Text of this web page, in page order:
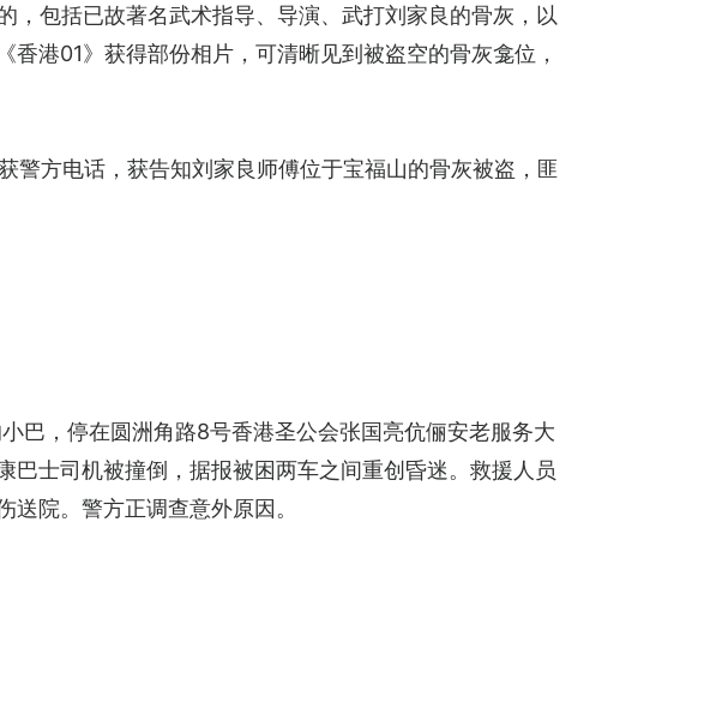
，包括已故著名武术指导、导演、武打刘家良的骨灰，以
港01》获得部份相片，可清晰见到被盗空的骨灰龛位，
警方电话，获告知刘家良师傅位于宝福山的骨灰被盗，匪
巴，停在圆洲角路8号香港圣公会张国亮伉俪安老服务大
士司机被撞倒，据报被困两车之间重创昏迷。救援人员
院。警方正调查意外原因。